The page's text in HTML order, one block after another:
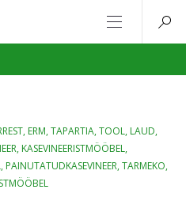
, ERM, TAPARTIA, TOOL, LAUD,
, KASEVINEERISTMÖÖBEL,
, PAINUTATUDKASEVINEER, TARMEKO,